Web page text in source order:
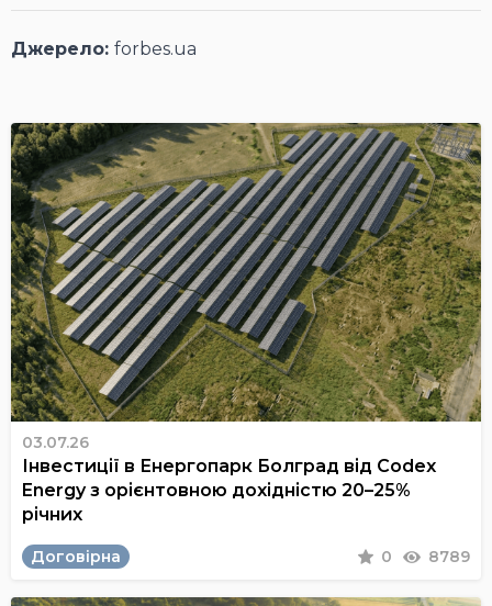
Джерело: forbes.ua
03.07.26
Інвестиції в Енергопарк Болград від Codex
Energy з орієнтовною дохідністю 20–25%
річних
Договірна 0 8789